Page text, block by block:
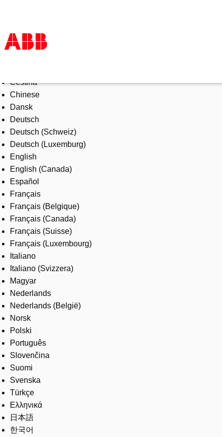
Products & Solutions
Industries
Services
About us
Where to buy
Contact us
Careers
Čeština
Chinese
Dansk
Deutsch
Deutsch (Schweiz)
Deutsch (Luxemburg)
English
English (Canada)
Español
Français
Français (Belgique)
Français (Canada)
Français (Suisse)
Français (Luxembourg)
Italiano
Italiano (Svizzera)
Magyar
Nederlands
Nederlands (België)
Norsk
Polski
Português
Slovenčina
Suomi
Svenska
Türkçe
Ελληνικά
日本語
한국어